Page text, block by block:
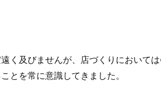
く及びませんが、店づくりにおいて
とを常に意識してきました。